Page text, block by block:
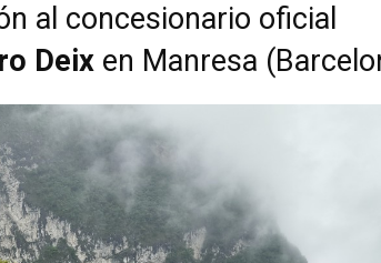
al concesionario oficial
Deix en Manresa